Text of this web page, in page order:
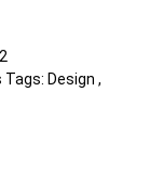
Tags: Design ,